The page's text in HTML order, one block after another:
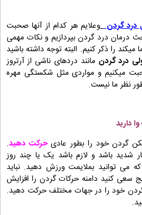
درد گردن وعلایم هر کدام از آنها صحبت
درمان درد گردن بپردازیم و نکات مهمی
را ذکر کنیم. البته توجه داشته باشید
درد گردن مانند دردهای ناشی از آرتروز
میکنیم و مواردی مثل شکستگی مهره
نظر ما نیست.
دارید
گردن خود را بطور عادیحرکت دهید.
باشد و لازم باشد یک یا چند روز
می توانید بملایمت ورزش دهید. نباید
سعی کنید دامنه حرکات گردن را افزایش
خود را در جهات مختلف حرکت دهید.